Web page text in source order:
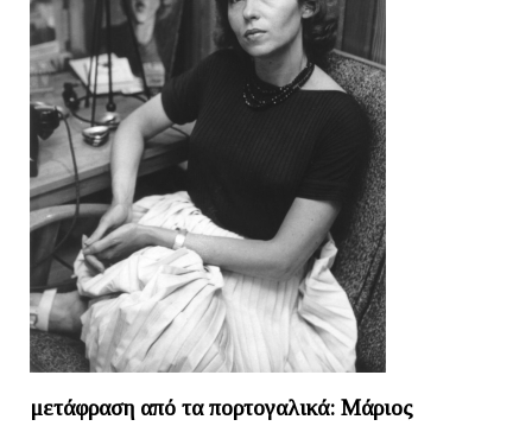
μετάφραση από τα πορτογαλικά: Μάριος